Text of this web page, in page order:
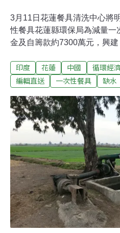
3月11日花蓮餐具清洗中心將
性餐具花蓮縣環保局為減量一
金及自籌款約7300萬元，興
個餐具收費約2.2元。環保局
減少使用約1800萬個一次性餐
完工，待完成招商及設備測試
旬正式營運。（聯合報報導）
報樹林等6區戴口罩新北市樹
今天上午9時許發生火警，濃
人到場灌救後撲滅，火警燃
人受困傷亡，起火原因待查
預測濃煙影響，通報提醒樹
等等6區地民眾注意戴口罩。
印度 花蓮 中國 循環經
編輯直送
一次性餐具 缺水